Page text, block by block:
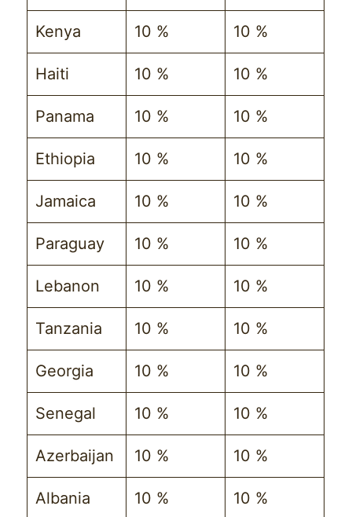
Kenya 10 % 10 %
Haiti 10 % 10 %
Panama 10 % 10 %
Ethiopia 10 % 10 %
Jamaica 10 % 10 %
Paraguay 10 % 10 %
Lebanon 10 % 10 %
Tanzania 10 % 10 %
Georgia 10 % 10 %
Senegal 10 % 10 %
Azerbaijan 10 % 10 %
Albania 10 % 10 %